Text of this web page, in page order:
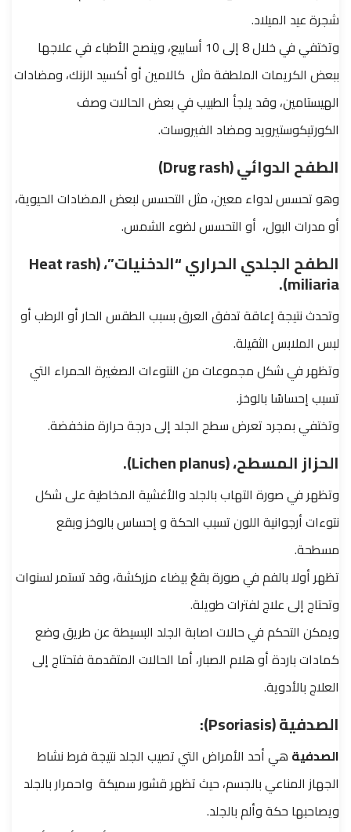
شجرة عيد الميلاد.
وتختفي في خلال 8 إلى 10 أسابيع، وينصح الأطباء في علاجها
ببعض الكريمات الملطفة مثل كالامين أو أكسيد الزنك، ومضادات
الهيستامين، وقد يلجأ الطبيب في بعض الحالات وصف
الكورتيكوستيرويد ومضاد الفيروسات.
الطفح الدوائي (Drug rash)
وهو تحسس لدواء معين، مثل التحسس لبعض المضادات الحيوية،
أو مدرات البول، أو التحسس لضوء الشمس.
الطفح الجلدي الحراري “الدخنيات”، (Heat rash
miliaria).
وتحدث نتيجةإعاقة تدفق العرق بسبب الطقس الحار أو الرطب أو
لبس الملابس الثقيلة.
وتظهر في شكل مجموعات من النتوءات الصغيرة الحمراء التي
تسبب إحساسًا بالوخز.
وتختفي بمجرد تعرض سطح الجلد إلى درجة حرارة منخفضة.
الحزاز المسطح، (Lichen planus).
وتظهر في صورة التهاب بالجلد والأغشية المخاطية على شكل
نتوءات أرجوانية اللون تسبب الحكة و إحساس بالوخز وبقع
مسطحة.
تظهر أولا بالفم في صورة بقعً بيضاء مزركشة، وقد تستمر لسنوات
وتحتاج إلى علاج لفترات طويلة.
ويمكن التحكم في حالات اصابة الجلد البسيطة عن طريق وضع
كمادات باردة أو هلام الصبار، أما الحالات المتقدمة فتحتاج إلى
العلاج بالأدوية.
الصدفية (Psoriasis):
الصدفية هي أحد الأمراض التي تصيب الجلد نتيجة فرط نشاط
الجهاز المناعي بالجسم، حيث تظهر قشور سميكة واحمرار بالجلد
ويصاحبها حكة وألم بالجلد.